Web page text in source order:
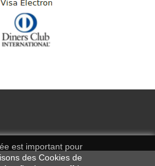
est important pour
des Cookies de